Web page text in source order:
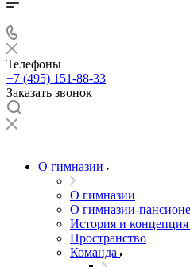
Телефоны
+7 (495) 151-88-33
Заказать звонок
О гимназии
О гимназии
О гимназии-пансионе
История и
Пространство
Команда